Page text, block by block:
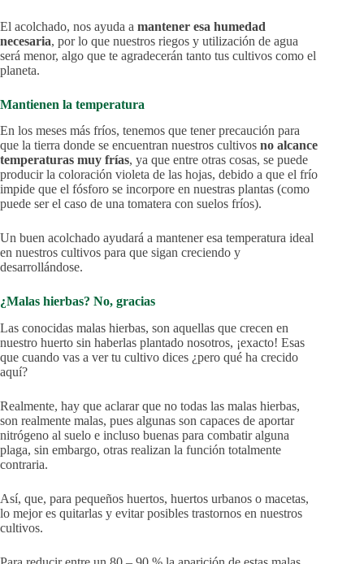
El acolchado, nos ayuda a mantener esa humedad
necesaria, por lo que nuestros riegos y utilización de agua
será menor, algo que te agradecerán tanto tus cultivos como el
planeta.
Mantienen la temperatura
En los meses más fríos, tenemos que tener precaución para
que la tierra donde se encuentran nuestros cultivos no alcance
temperaturas muy frías, ya que entre otras cosas, se puede
producir la coloración violeta de las hojas, debido a que el frío
impide que el fósforo se incorpore en nuestras plantas (como
puede ser el caso de una tomatera con suelos fríos).
Un buen acolchado ayudará a mantener esa temperatura ideal
en nuestros cultivos para que sigan creciendo y
desarrollándose.
¿Malas hierbas? No, gracias
Las conocidas malas hierbas, son aquellas que crecen en
nuestro huerto sin haberlas plantado nosotros, ¡exacto! Esas
que cuando vas a ver tu cultivo dices ¿pero qué ha crecido
aquí?
Realmente, hay que aclarar que no todas las malas hierbas,
son realmente malas, pues algunas son capaces de aportar
nitrógeno al suelo e incluso buenas para combatir alguna
plaga, sin embargo, otras realizan la función totalmente
contraria.
Así, que, para pequeños huertos, huertos urbanos o macetas,
lo mejor es quitarlas y evitar posibles trastornos en nuestros
cultivos.